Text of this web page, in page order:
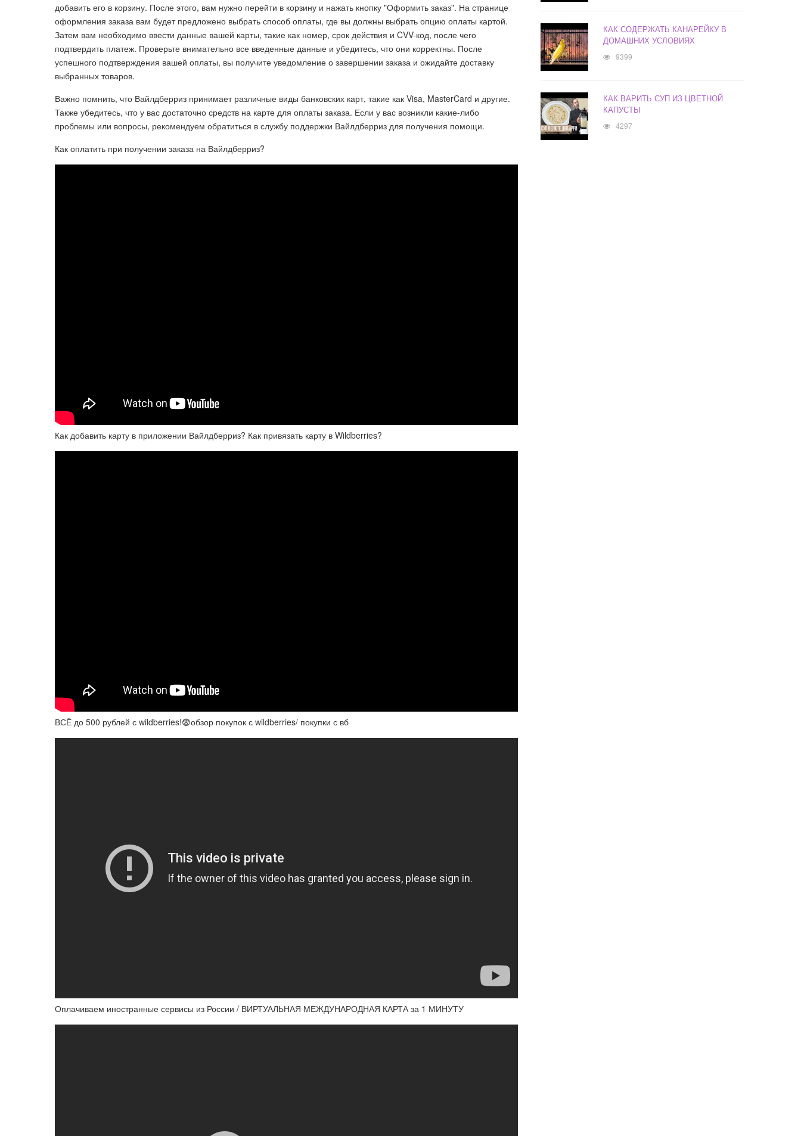
добавить его в корзину. После этого, вам нужно перейти в корзину и нажать кнопку "Оформить заказ". На странице
оформления заказа вам будет предложено выбрать способ оплаты, где вы должны выбрать опцию оплаты картой.
Затем вам необходимо ввести данные вашей карты, такие как номер, срок действия и CVV-код, после чего
подтвердить платеж. Проверьте внимательно все введенные данные и убедитесь, что они корректны. После
успешного подтверждения вашей оплаты, вы получите уведомление о завершении заказа и ожидайте доставку
выбранных товаров.
Важно помнить, что Вайлдберриз принимает различные виды банковских карт, такие как Visa, MasterCard и другие.
Также убедитесь, что у вас достаточно средств на карте для оплаты заказа. Если у вас возникли какие-либо
проблемы или вопросы, рекомендуем обратиться в службу поддержки Вайлдберриз для получения помощи.
Как оплатить при получении заказа на Вайлдберриз?
Как добавить карту в приложении Вайлдберриз? Как привязать карту в Wildberries?
ВСЁ до 500 рублей с wildberries!😨обзор покупок с wildberries/ покупки с вб
Оплачиваем иностранные сервисы из России / ВИРТУАЛЬНАЯ МЕЖДУНАРОДНАЯ КАРТА за 1 МИНУТУ
КАК СОДЕРЖАТЬ КАНАРЕЙКУ В
ДОМАШНИХ УСЛОВИЯХ
9399
КАК ВАРИТЬ СУП ИЗ ЦВЕТНОЙ
КАПУСТЫ
4297